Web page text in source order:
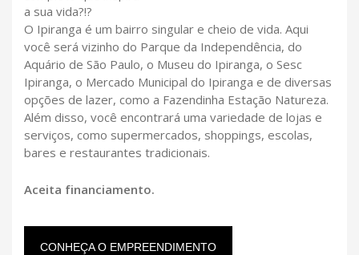
a sua vida?!?
O Ipiranga é um bairro singular e cheio de vida. Aqui
você será vizinho do Parque da Independência, do
Aquário de São Paulo, o Museu do Ipiranga, o Sesc
Ipiranga, o Mercado Municipal do Ipiranga e de diversas
opções de lazer, como a Fazendinha Estação Natureza.
Além disso, você encontrará uma variedade de lojas e
serviços, como supermercados, shoppings, escolas,
bares e restaurantes tradicionais.
Aceita financiamento.
CONHEÇA O EMPREENDIMENTO